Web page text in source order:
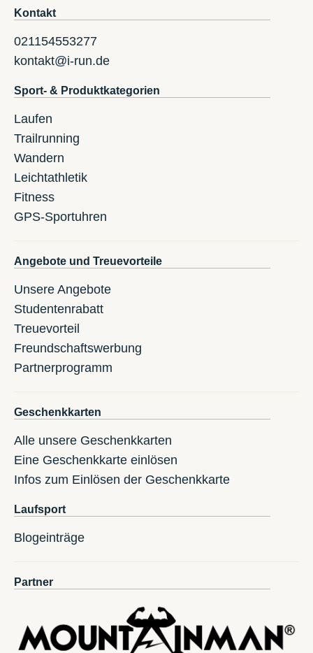
Kontakt
021154553277
kontakt@i-run.de
Sport- & Produktkategorien
Laufen
Trailrunning
Wandern
Leichtathletik
Fitness
GPS-Sportuhren
Angebote und Treuevorteile
Unsere Angebote
Studentenrabatt
Treuevorteil
Freundschaftswerbung
Partnerprogramm
Geschenkkarten
Alle unsere Geschenkkarten
Eine Geschenkkarte einlösen
Infos zum Einlösen der Geschenkkarte
Laufsport
Blogeinträge
Partner